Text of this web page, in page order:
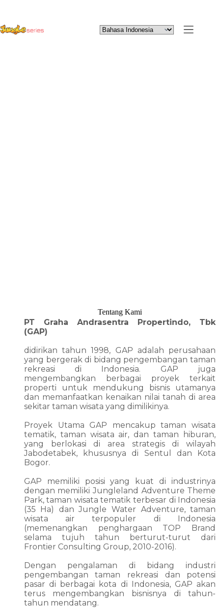
Tentang Kami
PT Graha Andrasentra Propertindo, Tbk
(GAP)
didirikan tahun 1998, GAP adalah perusahaan
yang bergerak di bidang pengembangan taman
rekreasi di Indonesia. GAP juga
mengembangkan berbagai proyek terkait
properti untuk mendukung bisnis utamanya
dan memanfaatkan kenaikan nilai tanah di area
sekitar taman wisata yang dimilikinya.
Proyek Utama GAP mencakup taman wisata
tematik, taman wisata air, dan taman hiburan,
yang berlokasi di area strategis di wilayah
Jabodetabek, khususnya di Sentul dan Kota
Bogor.
GAP memiliki posisi yang kuat di industrinya
dengan memiliki Jungleland Adventure Theme
Park, taman wisata tematik terbesar di Indonesia
(35 Ha) dan Jungle Water Adventure, taman
wisata air terpopuler di Indonesia
(memenangkan penghargaan TOP Brand
selama tujuh tahun berturut-turut dari
Frontier Consulting Group, 2010-2016).
Dengan pengalaman di bidang industri
pengembangan taman rekreasi dan potensi
pasar di berbagai kota di Indonesia, GAP akan
terus mengembangkan bisnisnya di tahun-
tahun mendatang.